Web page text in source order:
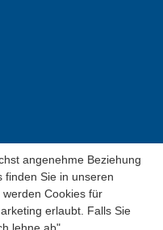
angenehme Beziehung
finden Sie in unseren
Cookies für
erlaubt. Falls Sie